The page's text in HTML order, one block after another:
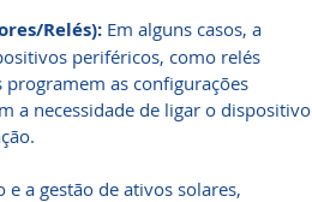
Relés): Em alguns casos, a
periféricos, como relés
as configurações
a necessidade de ligar o dispositivo
e a gestão de ativos solares,